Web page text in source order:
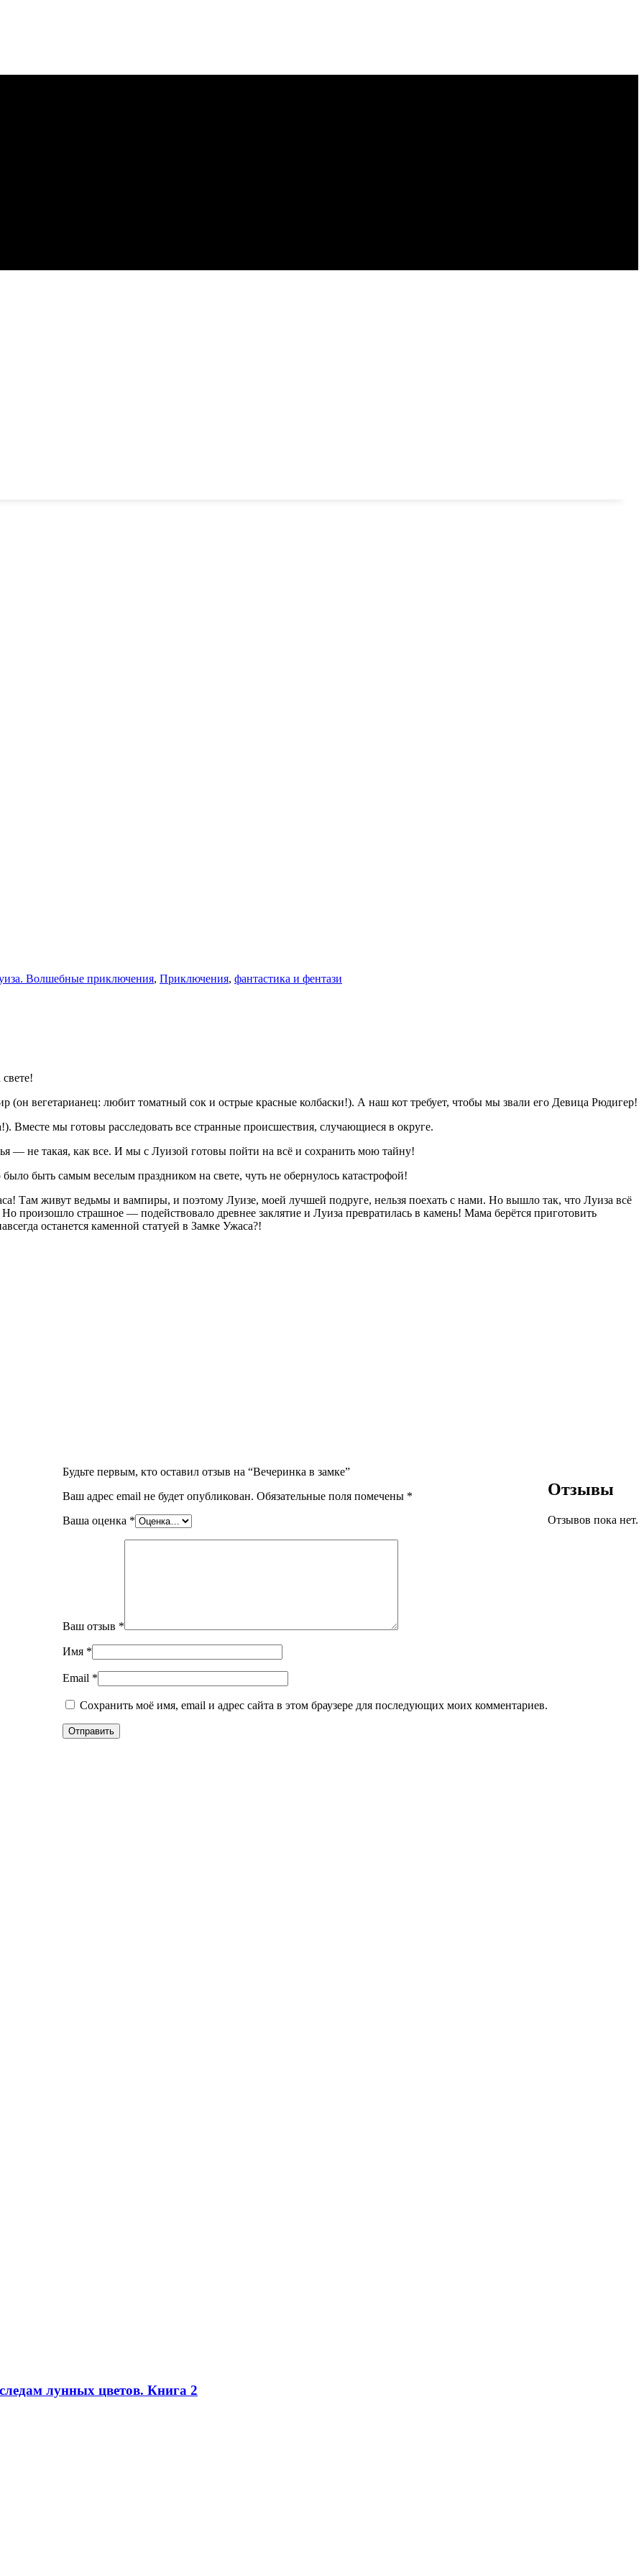
Волшебные приключения, Приключения, фантастика и фентази
вегетарианец: любит томатный сок и острые красные колбаски!). А наш кот требует, чтобы мы звали его Девица Рюдигер!
Вместе мы готовы расследовать все странные происшествия, случающиеся в округе.
— не такая, как все. И мы с Луизой готовы пойти на всё и сохранить мою тайну!
быть самым веселым праздником на свете, чуть не обернулось катастрофой!
Там живут ведьмы и вампиры, и поэтому Луизе, моей лучшей подруге, нельзя поехать с нами. Но вышло так, что Луиза всё
произошло страшное — подействовало древнее заклятие и Луиза превратилась в камень! Мама берётся приготовить
останется каменной статуей в Замке Ужаса?!
Отзывы
Отзывов пока нет.
Будьте первым, кто оставил отзыв на “Вечеринка в замке”
Ваш адрес email не будет опубликован. Обязательные поля помечены *
Ваша оценка *
Ваш отзыв *
Имя *
Email *
Сохранить моё имя, email и адрес сайта в этом браузере для последующих моих комментариев.
лунных цветов. Книга 2